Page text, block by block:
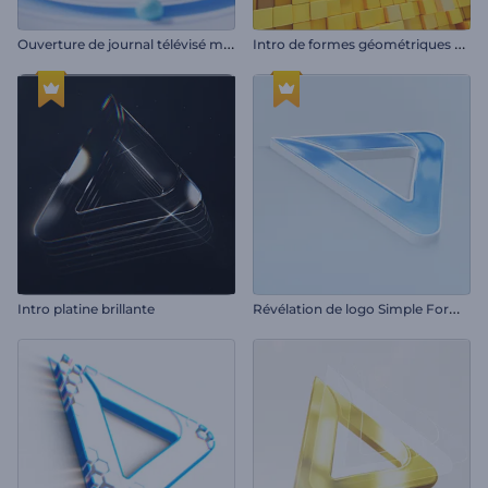
O
uverture de journal télévisé mondial I
ntro de formes géométriques épurées
Intro platine brillante R
évélation de logo Simple Forming